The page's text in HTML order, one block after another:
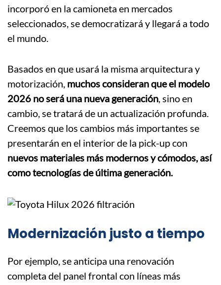
incorporó en la camioneta en mercados
seleccionados, se democratizará y llegará a todo
el mundo.
Basados en que usará la misma arquitectura y
motorización, muchos consideran que el modelo
2026 no será una nueva generación , sino en
cambio, se tratará de un actualización profunda.
Creemos que los cambios más importantes se
presentarán en el interior de la pick-up con
nuevos materiales más modernos y cómodos, así
como tecnologías de última generación.
Modernización justo a tiempo
Por ejemplo, se anticipa una renovación
completa del panel frontal con líneas más